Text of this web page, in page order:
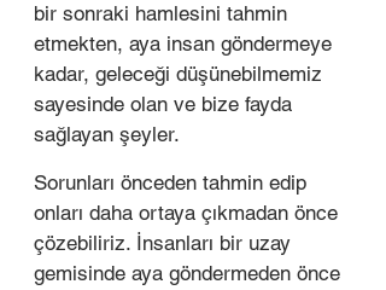
bir sonraki hamlesini tahmin
etmekten, aya insan göndermeye
kadar, geleceği düşünebilmemiz
sayesinde olan ve bize fayda
sağlayan şeyler.
Sorunları önceden tahmin edip
onları daha ortaya çıkmadan önce
çözebiliriz. İnsanları bir uzay
gemisinde aya göndermeden önce